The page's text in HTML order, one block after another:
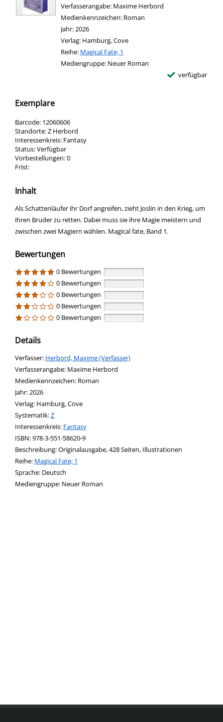
Verfasserangabe: Maxime Herbord
Medienkennzeichen: Roman
Jahr:2026
Verlag: Hamburg, Cove
Reihe: Magical Fate; 1
Mediengruppe: Neuer Roman
verfügbar
Exemplare
Barcode: 12060606
Standorte:Z Herbord
Interessenkreis: Fantasy
Status:Verfügbar
Vorbestellungen:0
Frist:
Inhalt
Als Schattenläufer ihr Dorf angreifen, zieht Joslin in den Krieg, um
ihren Bruder zu retten. Dabei muss sie ihre Magie meistern und
zwischen zwei Magiern wählen. Magical fate, Band 1.
Bewertungen
0 Bewertungen
0 Bewertungen
0 Bewertungen
0 Bewertungen
0 Bewertungen
Details
Verfasser: Suche nach diesem Verfasser
Herbord, Maxime (Verfasser)
Verfasserangabe: Maxime Herbord
Medienkennzeichen: Roman
Jahr:2026
Verlag: Hamburg, Cove
opens in new tab
Diesen Link in neuem Tab öffnen
Systematik:Suche nach dieser Systematik
Z
Interessenkreis: Suche nach diesem Interessenskreis
Fantasy
ISBN:978-3-551-58620-9
Beschreibung:Originalausgabe, 428 Seiten, Illustrationen
Reihe: Magical Fate; 1
Suche nach dieser Beteiligten Person
Sprache: Deutsch
Mediengruppe: Neuer Roman